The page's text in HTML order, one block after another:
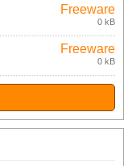
Freeware
0 kB
Freeware
0 kB